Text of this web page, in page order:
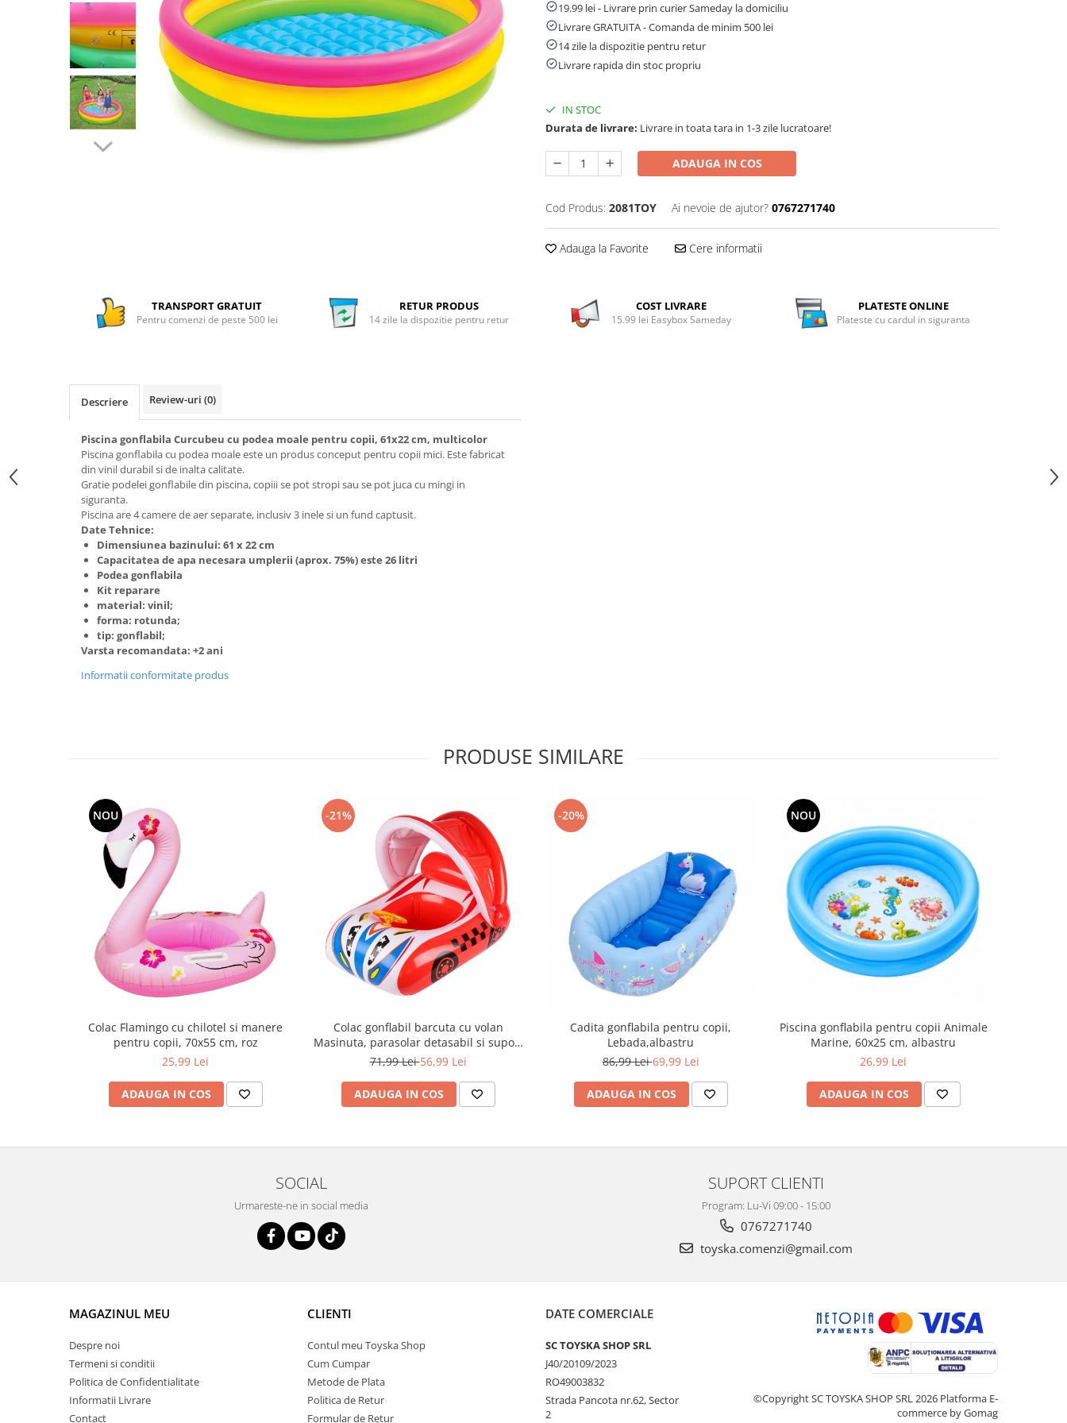
Tablite educative
19.99 lei - Livrare prin curier Sameday la domiciliu
Livrare GRATUITA - Comanda de minim 500 lei
14 zile la dispozitie pentru retur
Livrare rapida din stoc propriu
IN STOC
Durata de livrare: Livrare in toata tara in 1-3 zile lucratoare!
ADAUGA IN COS
Cod Produs: 2081TOY Ai nevoie de ajutor? 0767271740
Adauga la Favorite Cere informatii
TRANSPORT GRATUIT
Pentru comenzi de peste 500 lei
RETUR PRODUS
14 zile la dispozitie pentru retur
COST LIVRARE
15.99 lei Easybox Sameday
PLATESTE ONLINE
Plateste cu cardul in siguranta
Descriere Review-uri (0)
Piscina gonflabila Curcubeu cu podea moale pentru copii, 61x22 cm, multicolor
Piscina gonflabila cu podea moale este un produs conceput pentru copii mici. Este fabricat
din vinil durabil si de inalta calitate.
Gratie podelei gonflabile din piscina, copiii se pot stropi sau se pot juca cu mingi in
siguranta.
Piscina are 4 camere de aer separate, inclusiv 3 inele si un fund captusit.
Date Tehnice:
Dimensiunea bazinului: 61 x 22 cm
Capacitatea de apa necesara umplerii (aprox. 75%) este 26 litri
Podea gonflabila
Kit reparare
material: vinil;
forma: rotunda;
tip: gonflabil;
Varsta recomandata: +2 ani
Informatii conformitate produs
PRODUSE SIMILARE
NOU
Colac Flamingo cu chilotel si manere
pentru copii, 70x55 cm, roz
25,99 Lei
ADAUGA IN COS
-21%
Colac gonflabil barcuta cu volan
Masinuta, parasolar detasabil si suport
pentru copii, rosu
71,99 Lei56,99 Lei
ADAUGA IN COS
-20%
Cadita gonflabila pentru copii,
Lebada,albastru
86,99 Lei69,99 Lei
ADAUGA IN COS
NOU
Piscina gonflabila pentru copii Animale
Marine, 60x25 cm, albastru
26,99 Lei
ADAUGA IN COS
SOCIAL
Urmareste-ne in social media
SUPORT CLIENTI
Program: Lu-Vi 09:00 - 15:00
0767271740
toyska.comenzi@gmail.com
MAGAZINUL MEU
Despre noi
Termeni si conditii
Politica de Confidentialitate
Informatii Livrare
Contact
CLIENTI
Contul meu Toyska Shop
Cum Cumpar
Metode de Plata
Politica de Retur
Formular de Retur
DATE COMERCIALE
SC TOYSKA SHOP SRL
J40/20109/2023
RO49003832
Strada Pancota nr.62, Sector
2
©Copyright SC TOYSKA SHOP SRL 2026 Platforma E-
commerce by Gomag